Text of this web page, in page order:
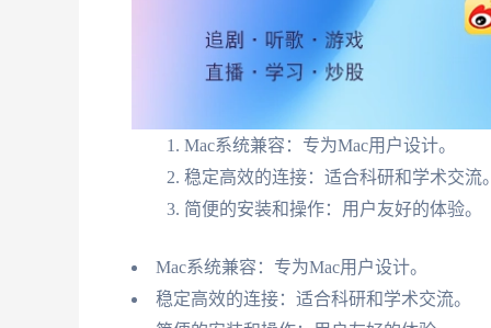
Mac系统兼容：专为Mac用户设计。
稳定高效的连接：适合科研和学术交流
简便的安装和操作：用户友好的体验。
Mac系统兼容：专为Mac用户设计。
稳定高效的连接：适合科研和学术交流。